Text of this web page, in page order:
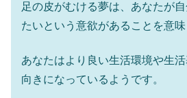
足の皮がむける夢は、あなたが
たいという意欲があることを意味
あなたはより良い生活環境や生
向きになっているようです。